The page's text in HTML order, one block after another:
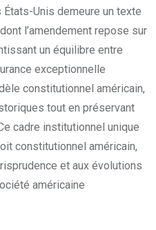
Unis demeure un texte
l’amendement repose sur
un équilibre entre
exceptionnelle
constitutionnel américain,
tout en préservant
cadre institutionnel unique
constitutionnel américain,
et aux évolutions
américaine